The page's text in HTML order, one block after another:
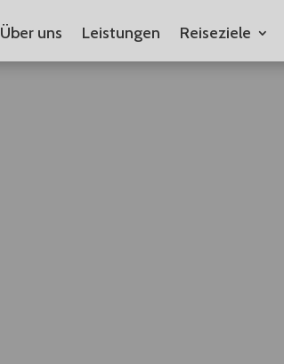
Über uns Leistungen Reiseziele